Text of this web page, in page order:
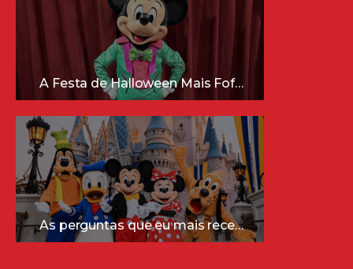
A Festa de Halloween Mais Fofa da Disney Está Chegando!
As perguntas que eu mais recebo sobre a Disney (e as respostas mais sinceras!)